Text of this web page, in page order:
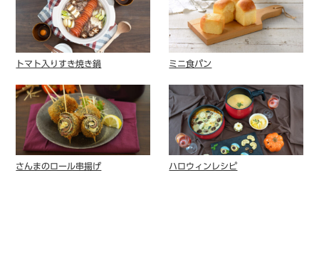
トマト入りすき焼き鍋 ミニ食パン
さんまのロール串揚げ ハロウィンレシピ